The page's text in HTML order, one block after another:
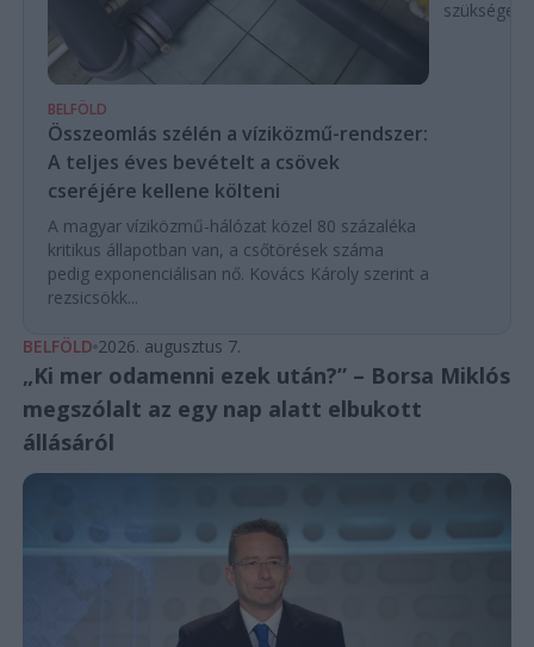
BELFÖLD
Összeomlás szélén a víziközmű-rendszer:
A teljes éves bevételt a csövek
cseréjére kellene költeni
A magyar víziközmű-hálózat közel 80 százaléka
kritikus állapotban van, a csőtörések száma
pedig exponenciálisan nő. Kovács Károly szerint a
rezsicsökk...
BELFÖLD 2026. augusztus 7.
„Ki mer odamenni ezek után?” – Borsa Miklós
megszólalt az egy nap alatt elbukott
állásáról